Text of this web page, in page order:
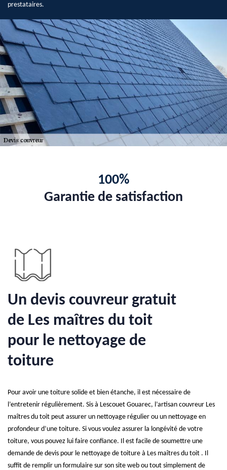
prestataires.
100%
Garantie de satisfaction
Un devis couvreur gratuit
de Les maîtres du toit
pour le nettoyage de
toiture
Pour avoir une toiture solide et bien étanche, il est nécessaire de
l’entretenir régulièrement. Sis à Lescouet Gouarec, l’artisan couvreur Les
maîtres du toit peut assurer un nettoyage régulier ou un nettoyage en
profondeur d’une toiture. Si vous voulez assurer la longévité de votre
toiture, vous pouvez lui faire confiance. Il est facile de soumettre une
demande de devis pour le nettoyage de toiture à Les maîtres du toit . Il
suffit de remplir un formulaire sur son site web ou tout simplement de